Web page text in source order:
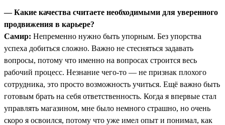
— Какие качества считаете необходимыми для уверенного
продвижения в карьере?
Самир: Непременно нужно быть упорным. Без упорства
успеха добиться сложно. Важно не стесняться задавать
вопросы, потому что именно на вопросах строится весь
рабочий процесс. Незнание чего-то — не признак плохого
сотрудника, это просто возможность учиться. Ещё важно быть
готовым брать на себя ответственность. Когда я впервые стал
управлять магазином, мне было немного страшно, но очень
скоро я освоился, потому что уже имел опыт и понимал, как